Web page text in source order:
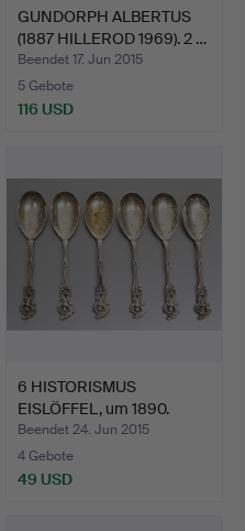
GUNDORPH ALBERTUS
(1887 HILLEROD 1969). 2 …
Beendet 17. Jun 2015
5 Gebote
116 USD
6 HISTORISMUS
EISLÖFFEL, um 1890.
Beendet 24. Jun 2015
4 Gebote
49 USD